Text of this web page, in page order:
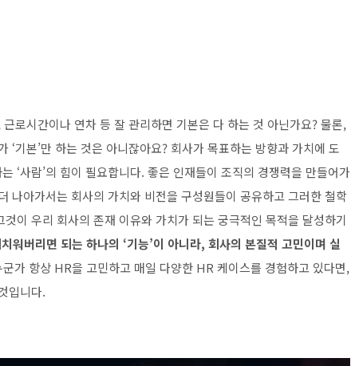
로시간이나 연차 등 잘 관리하면 기본은 다 하는 것 아닌가요? 물론,
기본’만 하는 것은 아니잖아요? 회사가 목표하는 방향과 가치에 도
‘사람’의 힘이 필요합니다. 좋은 인재들이 조직의 경쟁력을 만들어가
나아가서는 회사의 가치와 비전을 구성원들이 공유하고 그러한 철학
이 우리 회사의 존재 이유와 가치가 되는 궁극적인 목적을 달성하기
워버리면 되는 하나의 ‘기능’이 아니라, 회사의 본질적 고민이며 실
가 항상 HR을 고민하고 매일 다양한 HR 케이스를 경험하고 있다면,
입니다.